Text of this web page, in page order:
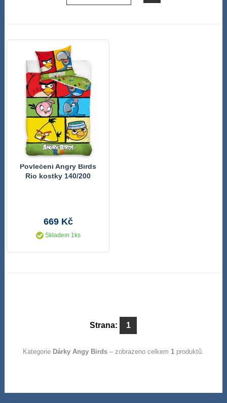
Povlečení Angry Birds
Rio kostky 140/200
669 Kč
Skladem 1ks
Strana: 1
Kategorie Dárky Angy Birds – zobrazeno celkem 1 produktů.